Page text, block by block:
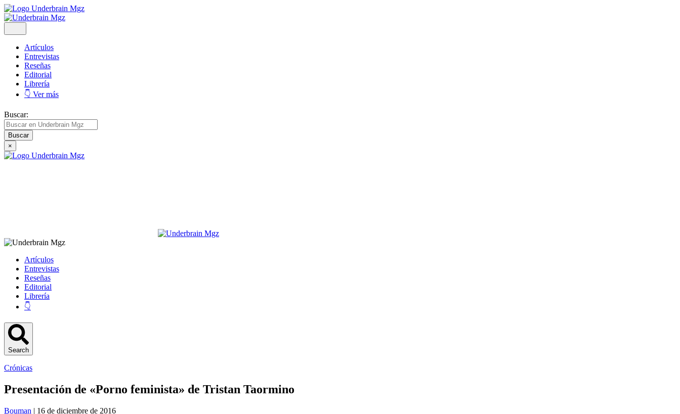
Artículos
Entrevistas
Reseñas
Editorial
Librería
👇 Ver más
Buscar:
×
Artículos
Entrevistas
Reseñas
Editorial
Librería
👇
Search
Crónicas
Presentación de «Porno feminista» de Tristan Taormino
Bouman | 16 de diciembre de 2016